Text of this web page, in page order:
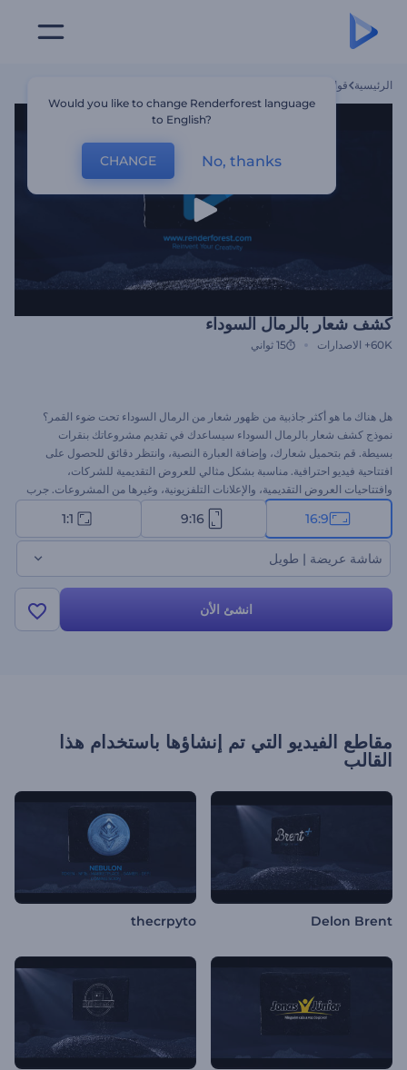
الرئيسية قوالب
كشف شعار بالرمال السوداء
60K+ الاصدارات 15 ثواني
هل هناك ما هو أكثر جاذبية من ظهور شعار من الرمال السوداء تحت ضوء القمر؟
نموذج كشف شعار بالرمال السوداء سيساعدك في تقديم مشروعاتك بنقرات
بسيطة. قم بتحميل شعارك، وإضافة العبارة النصية، وانتظر دقائق للحصول على
افتتاحية فيديو احترافية. مناسبة بشكل مثالي للعروض التقديمية للشركات،
وافتتاحيات العروض التقديمية، والإعلانات التلفزيونية، وغيرها من المشروعات. جرب
اليوم مجانًا!
16:9
9:16
1:1
شاشة عريضة | طويل
انشئ الأن
مقاطع الفيديو التي تم إنشاؤها باستخدام هذا
القالب
Delon Brent
thecrpyto
Would you like to change Renderforest language
to English?
CHANGE No, thanks